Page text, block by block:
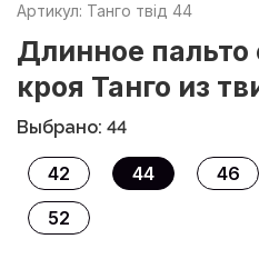
Артикул: Танго твід 44
Длинное пальто
кроя Танго из
Выбрано: 44
42 44 46
52